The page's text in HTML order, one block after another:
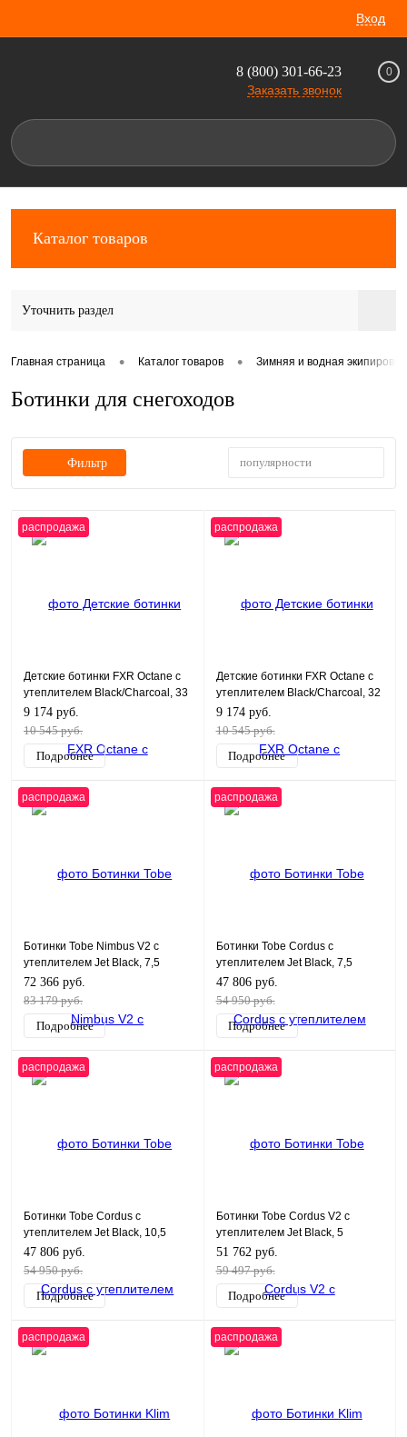
Вход
8 (800) 301-66-23
Заказать звонок
0
Каталог товаров
Уточнить раздел
Главная страница • Каталог товаров • Зимняя и водная
Ботинки для снегоходов
Фильтр популярности
распродажа
Детские ботинки FXR Octane с
утеплителем Black/Charcoal, 33
9 174 руб.
10 545 руб.
Подробнее
распродажа
Детские ботинки FXR Octane с
утеплителем Black/Charcoal, 32
9 174 руб.
10 545 руб.
Подробнее
распродажа
Ботинки Tobe Nimbus V2 с
утеплителем Jet Black, 7,5
72 366 руб.
83 179 руб.
Подробнее
распродажа
Ботинки Tobe Cordus с
утеплителем Jet Black, 7,5
47 806 руб.
54 950 руб.
Подробнее
распродажа
Ботинки Tobe Cordus с
утеплителем Jet Black, 10,5
47 806 руб.
54 950 руб.
Подробнее
распродажа
Ботинки Tobe Cordus V2 с
утеплителем Jet Black, 5
51 762 руб.
59 497 руб.
Подробнее
распродажа распродажа